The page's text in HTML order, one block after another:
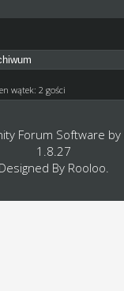
wątek: 2 gości
Forum Software by
1.8.27
Designed By Rooloo